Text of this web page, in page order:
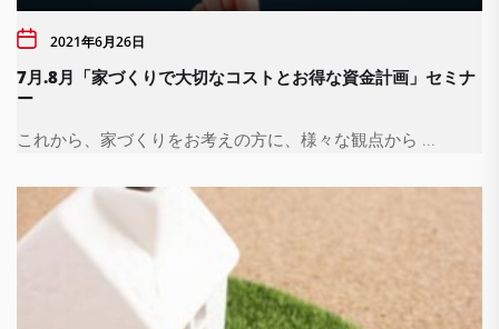
2021年6月26日
7月.8月「家づくりで大切なコストとお得な資金計画」セミナ
ー
これから、家づくりをお考えの方に、様々な観点から ...